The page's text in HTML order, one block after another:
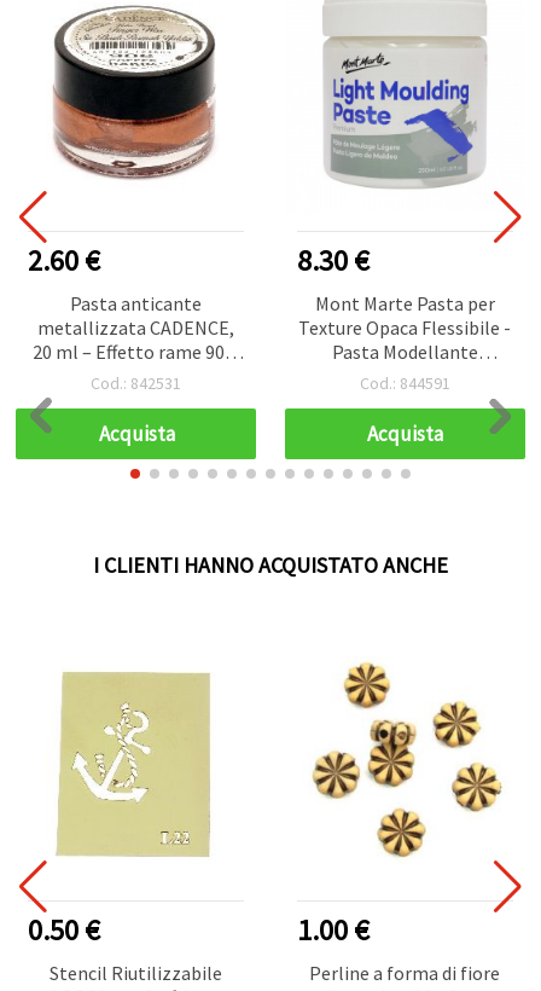
2.60 €
Pasta anticante
metallizzata CADENCE,
20 ml – Effetto rame 906,
per antichizzare e
metallo e altro – finitura
rame vintage, facile per
fai‑da‑te e hobbistica
Cod.: 842531
Acquista
8.30 €
Mont Marte Pasta per
Texture Opaca Flessibile -
Pasta Modellante
Leggera, 250 ml
Cod.: 844591
Acquista
I CLIENTI HANNO ACQUISTATO ANCHE
0.50 €
Stencil Riutilizzabile
1.00 €
Perline a forma di fiore